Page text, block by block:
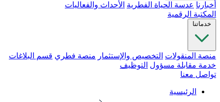
أخبارنا عدسة الحياة الفطرية الأحداث والفعاليات
المكتبة الرقمية
خدماتنا
منصة المنقولات التخصيص والإستثمار منصة فطري قسم البلاغات
خدمة مقابلة مسؤول التوظيف
تواصل معنا
الرئيسية